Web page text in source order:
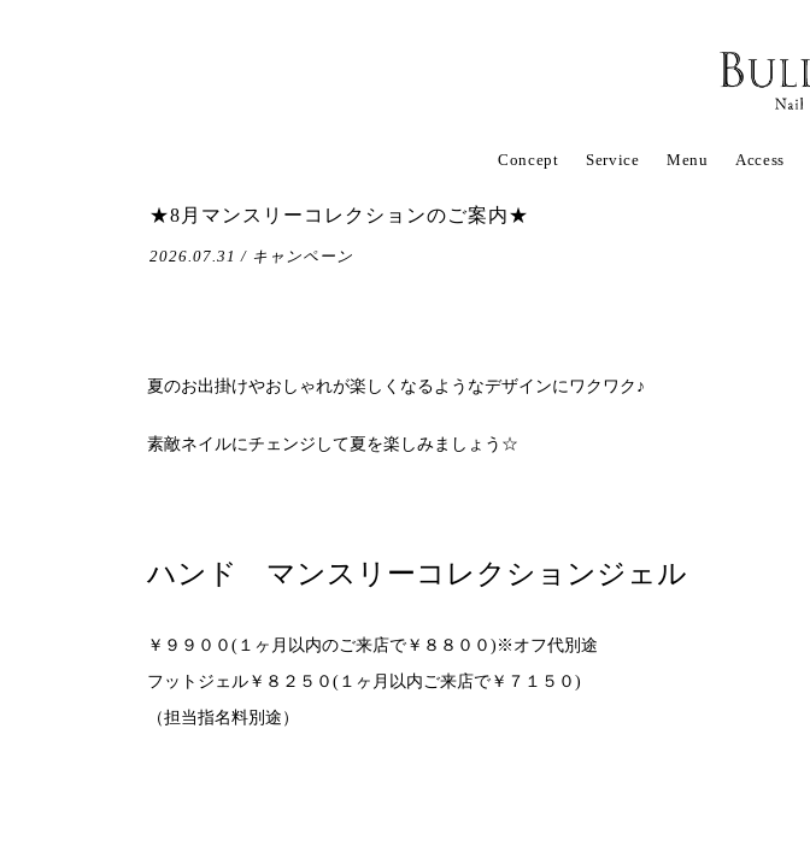
Concept Service Menu Access
★8月マンスリーコレクションのご案内★
2026.07.31 / キャンペーン
夏のお出掛けやおしゃれが楽しくなるようなデザインにワクワク♪
素敵ネイルにチェンジして夏を楽しみましょう☆
ハンド マンスリーコレクションジェル
￥９９００(１ヶ月以内のご来店で￥８８００)※オフ代別途
フットジェル￥８２５０(１ヶ月以内ご来店で￥７１５０)
（担当指名料別途）